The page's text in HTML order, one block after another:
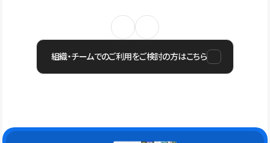
組織・チームでのご利用をご検討の方はこちら